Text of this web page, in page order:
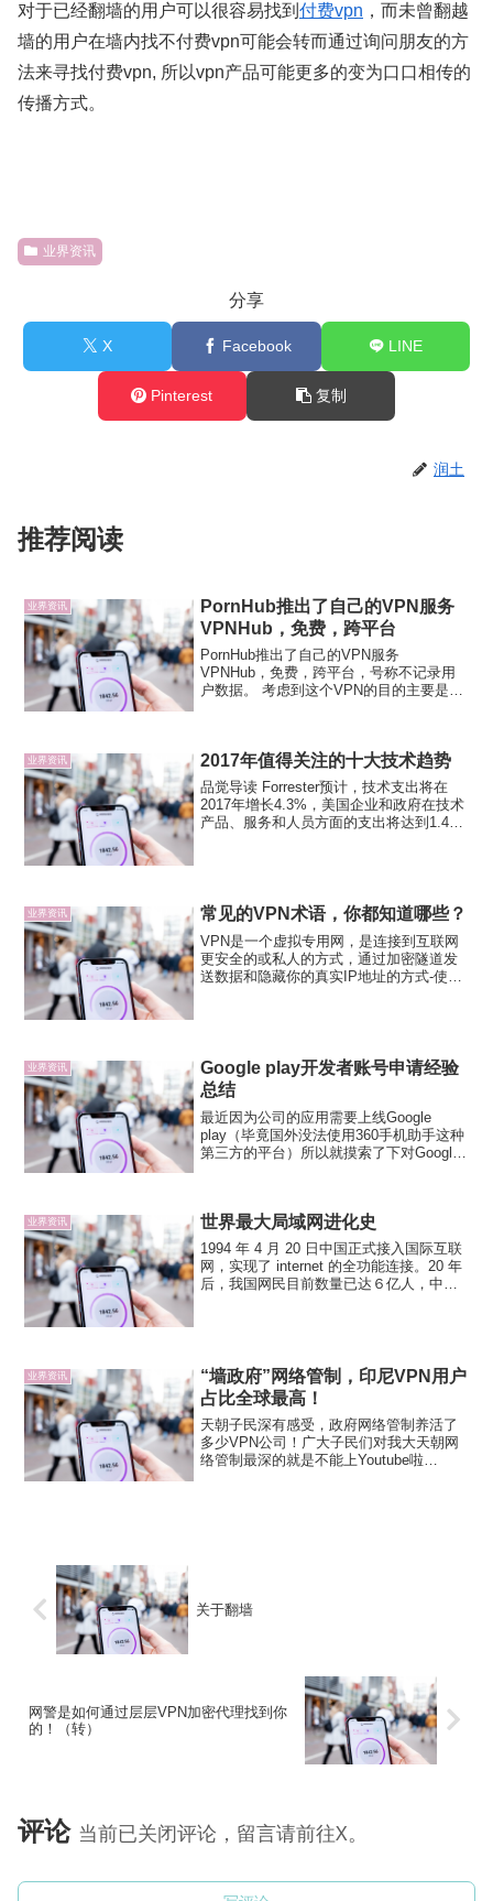
对于已经翻墙的用户可以很容易找到 付费vpn ，而未曾翻越
墙的用户在墙内找不付费vpn可能会转而通过询问朋友的方
法来寻找付费vpn, 所以vpn产品可能更多的变为口口相传的
传播方式。
业界资讯
分享
X Facebook LINE
Pinterest 复制
润土
推荐阅读
业界资讯
PornHub推出了自己的VPN服务
VPNHub，免费，跨平台
PornHub推出了自己的VPN服务
VPNHub，免费，跨平台，号称不记录用
户数据。 考虑到这个VPN的目的主要是让
业界资讯 2017年值得关注的十大技术趋势
品觉导读 Forrester预计，技术支出将在
2017年增长4.3%，美国企业和政府在技术
产品、服务和人员方面的支出将达到1.49
业界资讯 常见的VPN术语，你都知道哪些？
VPN是一个虚拟专用网，是连接到互联网
更安全的或私人的方式，通过加密隧道发
送数据和隐藏你的真实IP地址的方式-使其
业界资讯
Google play开发者账号申请经验
总结
最近因为公司的应用需要上线Google
play（毕竟国外没法使用360手机助手这种
第三方的平台）所以就摸索了下对Google
国...
业界资讯 世界最大局域网进化史
1994 年 4 月 20 日中国正式接入国际互联
网，实现了 internet 的全功能连接。20 年
后，我国网民目前数量已达６亿人，中国
业界资讯
“墙政府”网络管制，印尼VPN用户
占比全球最高！
天朝子民深有感受，政府网络管制养活了
多少VPN公司！广大子民们对我大天朝网
络管制最深的就是不能上Youtube啦
关于翻墙
网警是如何通过层层VPN加密代理找到你
的！（转）
评论 当前已关闭评论，留言请前往X。